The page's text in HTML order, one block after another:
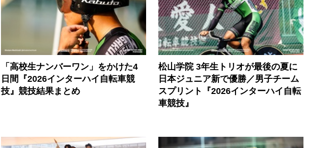
「高校生ナンバーワン」をかけた4
日間『2026インターハイ自転車競
技』競技結果まとめ
松山学院 3年生トリオが最後の夏に
日本ジュニア新で優勝／男子チーム
スプリント『2026インターハイ自転
車競技』